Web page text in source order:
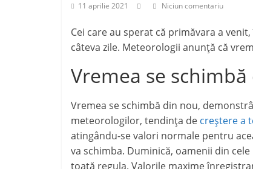
11 aprilie 2021 Niciun comentariu
Cei care au sperat că primăvara a
câteva zile. Meteorologii anunță că
Vremea se
Vremea se schimbă din nou,
meteorologilor, tendința de creștere a
atingându-se valori normale pentru
va schimba. Duminică, oamenii din
toată regula. Valorile maxime